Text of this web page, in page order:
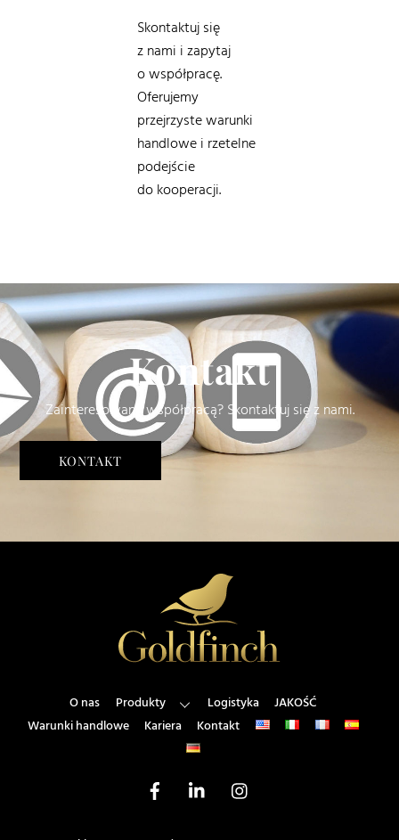
Skontaktuj się
z nami i zapytaj
o współpracę.
Oferujemy
przejrzyste warunki
handlowe i rzetelne
podejście
do kooperacji.
Kontakt
Zainteresowany współpracą? Skontaktuj się z nami.
KONTAKT
O nas Produkty Logistyka
JAKOŚĆ
Warunki handlowe
Kariera Kontakt